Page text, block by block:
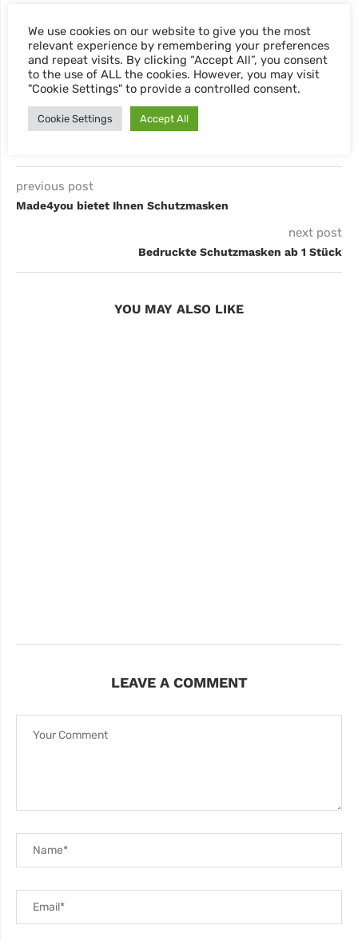
0 comment 0
previous post
Made4you bietet Ihnen Schutzmasken
next post
Bedruckte Schutzmasken ab 1 Stück
YOU MAY ALSO LIKE
LEAVE A COMMENT
We use cookies on our website to give you the most
relevant experience by remembering your preferences
and repeat visits. By clicking “Accept All”, you consent
to the use of ALL the cookies. However, you may visit
"Cookie Settings" to provide a controlled consent.
Cookie Settings Accept All